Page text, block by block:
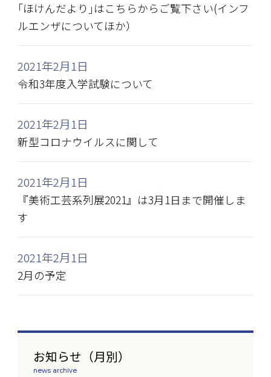
｢ほけんだより｣はこちらからご覧下さい(インフ
ルエンザについてほか）
2021年2月1日
令和3年度入学試験について
2021年2月1日
新型コロナウイルスに関して
2021年2月1日
『美術工芸系列展2021』は3月1日まで開催しま
す
2021年2月1日
2月の予定
お知らせ（月別）
news archive